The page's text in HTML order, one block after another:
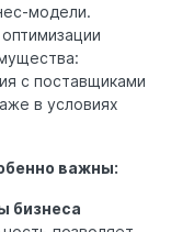
модели.
с поставщиками
в условиях
важны:
бизнеса